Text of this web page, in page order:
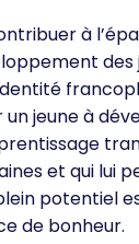
à
des
un jeune à
et qui lui
potentiel
de bonheur.